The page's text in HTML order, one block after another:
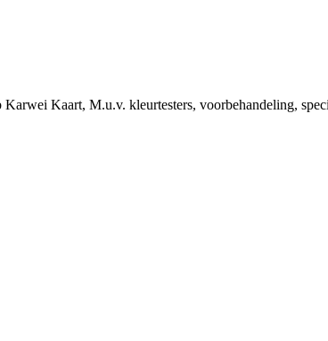
Kaart, M.u.v. kleurtesters, voorbehandeling,